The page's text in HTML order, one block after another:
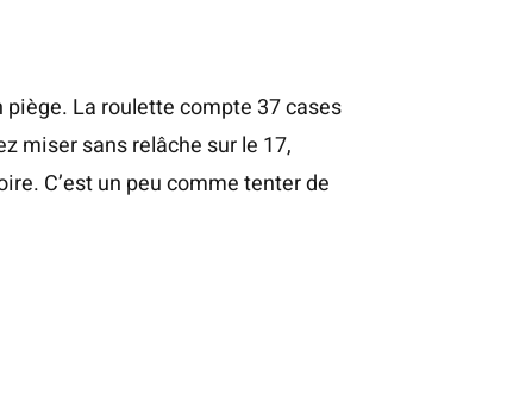
La roulette compte 37 cases
miser sans relâche sur le 17,
C’est un peu comme tenter de